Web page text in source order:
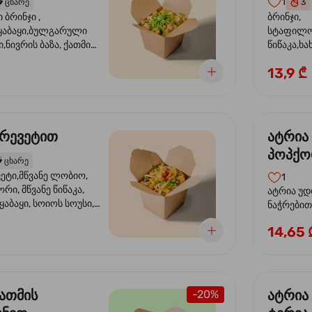
ცხარე
,
ბაზა, ქათმის
ხახვი,სეზამის
3
ბრინჯი,
სოუსი,
13,9 ₾
ცხარე
ლობიო,
მწვანე წიწაკა,
სოიოს სოუსი,
სოუსი, მწვანე ხახვი,
ატრია
სოსუით
1
ატრია
ნაჭრებით,
ნიორი)
14,65
-20%